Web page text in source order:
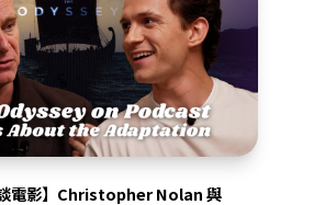
談電影】Christopher Nolan 與